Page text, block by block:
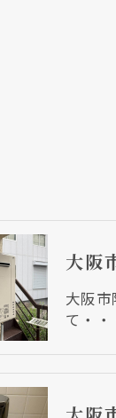
大阪
て・・